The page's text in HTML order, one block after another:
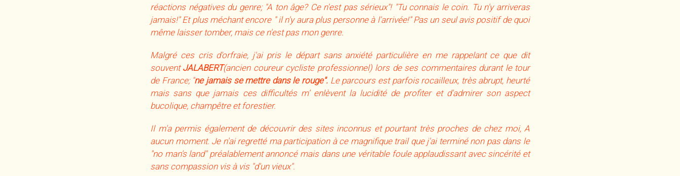
réactions négatives du genre; "A ton âge? Ce n'est pas sérieux"! "Tu connais le coin. Tu n'y arriveras
jamais!" Et plus méchant encore " il n'y aura plus personne à l'arrivée!" Pas un seul avis positif de quoi
même laisser tomber, mais ce n'est pas mon genre.
Malgré ces cris d'orfraie, j'ai pris le départ sans anxiété particulière en me rappelant ce que dit
souvent JALABERT(ancien coureur cycliste professionnel) lors de ses commentaires durant le tour
de France; "ne jamais se mettre dans le rouge". Le parcours est parfois rocailleux, très abrupt, heurté
mais sans que jamais ces difficultés m’ enlèvent la lucidité de profiter et d'admirer son aspect
bucolique, champêtre et forestier.
Il m'a permis également de découvrir des sites inconnus et pourtant très proches de chez moi, A
aucun moment. Je n'ai regretté ma participation à ce magnifique trail que j'ai terminé non pas dans le
"no man's land" préalablement annoncé mais dans une véritable foule applaudissant avec sincérité et
sans compassion vis à vis "d'un vieux".